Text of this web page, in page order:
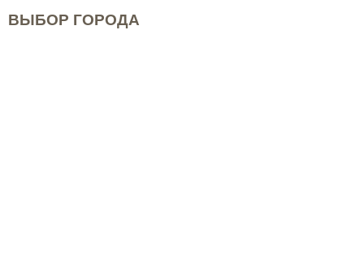
ВЫБОР ГОРОДА